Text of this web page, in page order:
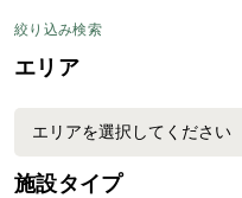
絞り込み検索
エリア
施設タイプ